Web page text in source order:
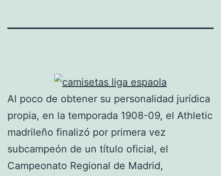
Al poco de obtener su personalidad jurídica
propia, en la temporada 1908-09, el Athletic
madrileño finalizó por primera vez
subcampeón de un título oficial, el
Campeonato Regional de Madrid,